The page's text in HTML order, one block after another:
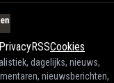
PrivacyRSSCookies
dagelijks, nieuws,
nieuwsberichten,